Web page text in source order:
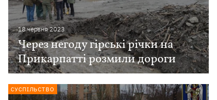
18 червня 2023
Через негоду гірські річки на
Прикарпатті розмили дороги
СУСПІЛЬСТВО